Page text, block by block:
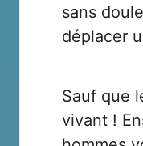
sans
déplacer
Sauf que
vivant !